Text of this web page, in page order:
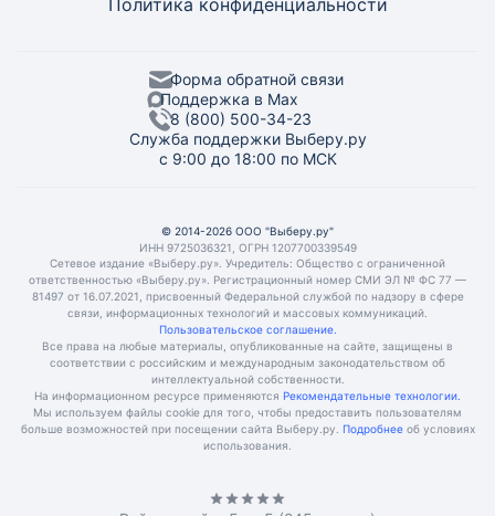
Политика конфиденциальности
Форма обратной связи
Поддержка в Max
8 (800) 500-34-23
Служба поддержки Выберу.ру
с 9:00 до 18:00 по МСК
© 2014-2026 ООО "Выберу.ру"
ИНН 9725036321, ОГРН 1207700339549
Сетевое издание «Выберу.ру». Учредитель: Общество с ограниченной
ответственностью «Выберу.ру». Регистрационный номер СМИ ЭЛ № ФС 77 —
81497 от 16.07.2021, присвоенный Федеральной службой по надзору в сфере
связи, информационных технологий и массовых коммуникаций.
Пользовательское соглашение.
Все права на любые материалы, опубликованные на сайте, защищены в
соответствии с российским и международным законодательством об
интеллектуальной собственности.
На информационном ресурсе применяются Рекомендательные технологии.
Мы используем файлы cookie для того, чтобы предоставить пользователям
больше возможностей при посещении сайта Выберу.ру.
Подробнее об условиях
использования.